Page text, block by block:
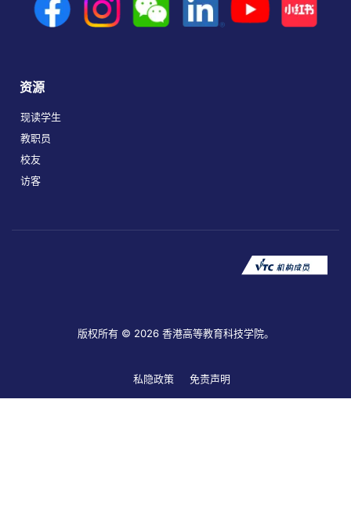
资源
现读学生
教职员
校友
访客
版权所有 © 2026 香港高等教育科技学院。
私隐政策 免责声明